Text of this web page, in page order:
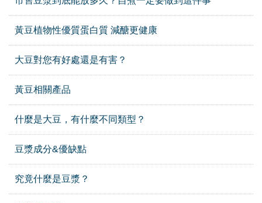
黃豆植物性優質蛋白質 減醣更健康
大豆對您有好處還是有害？
黃豆相關產品
什麼是大豆，有什麼不同類型？
豆漿成分&優缺點
究竟什麼是豆漿？